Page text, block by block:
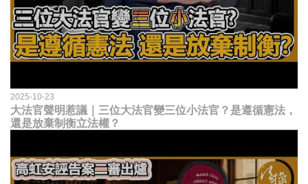
2025-10-23
大法官聲明惹議｜三位大法官變三位小法官？是遵循憲法，
還是放棄制衡立法權？